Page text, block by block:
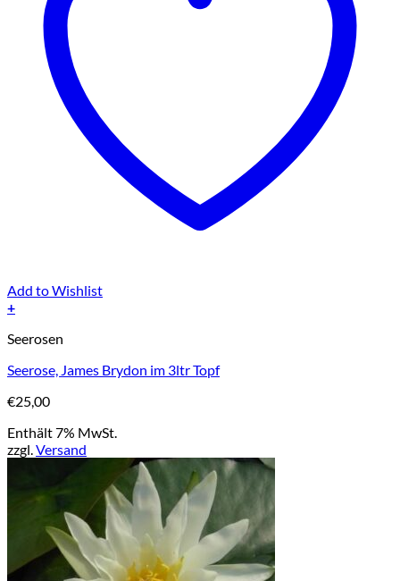
Add to Wishlist
+
Seerosen
Seerose, James Brydon im 3ltr Topf
€25,00
Enthält 7% MwSt.
zzgl.Versand